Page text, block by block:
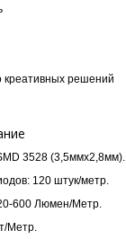
креативных решений
3528 (3,5ммх2,8мм).
120 штук/метр.
600 Люмен/Метр.
Метр.